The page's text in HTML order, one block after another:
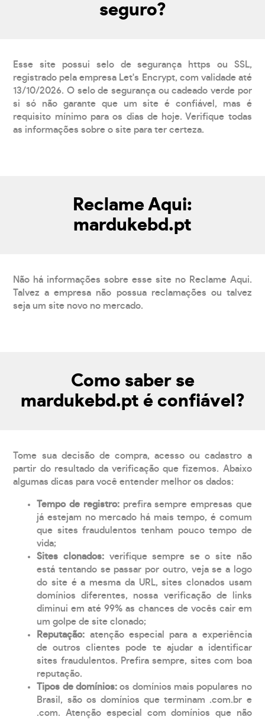
seguro?
Esse site possui selo de segurança https ou SSL,
registrado pela empresa Let's Encrypt, com validade até
13/10/2026. O selo de segurança ou cadeado verde por
si só não garante que um site é confiável, mas é
requisito mínimo para os dias de hoje. Verifique todas
as informações sobre o site para ter certeza.
Reclame Aqui:
mardukebd.pt
Não há informações sobre esse site no Reclame Aqui.
Talvez a empresa não possua reclamações ou talvez
seja um site novo no mercado.
Como saber se
mardukebd.pt é confiável?
Tome sua decisão de compra, acesso ou cadastro a
partir do resultado da verificação que fizemos. Abaixo
algumas dicas para você entender melhor os dados:
Tempo de registro: prefira sempre empresas que
já estejam no mercado há mais tempo, é comum
que sites fraudulentos tenham pouco tempo de
vida;
Sites clonados: verifique sempre se o site não
está tentando se passar por outro, veja se a logo
do site é a mesma da URL, sites clonados usam
domínios diferentes, nossa verificação de links
diminui em até 99% as chances de vocês cair em
um golpe de site clonado;
Reputação: atenção especial para a experiência
de outros clientes pode te ajudar a identificar
sites fraudulentos. Prefira sempre, sites com boa
reputação.
Tipos de domínios:os domínios mais populares no
Brasil, são os domínios que terminam .com.br e
.com. Atenção especial com domínios que não